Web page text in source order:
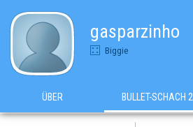
gasparzinho
Biggie
ÜBER BULLET-SCHACH 2